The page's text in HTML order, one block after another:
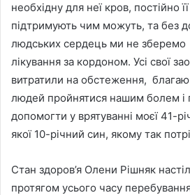
необхідну для неї кров, постійно
підтримують чим можуть, та без
людських сердець ми не зберемо
лікування за кордоном. Усі свої
витратили на обстеження,
людей пройнятися нашим болем і
допомогти у врятуванні моєї 41-
якої 10-річний син, якому так
Стан здоров’я Олени Рішняк
протягом усього часу